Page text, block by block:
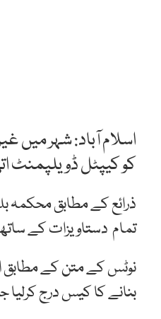
اسلام آباد: شہر میں
کو کیپٹل ڈویلپمنٹ
تمام دستاویزات کے
نوٹس کے متن کے مطابق
بنانے کا کیس درج کرلیا